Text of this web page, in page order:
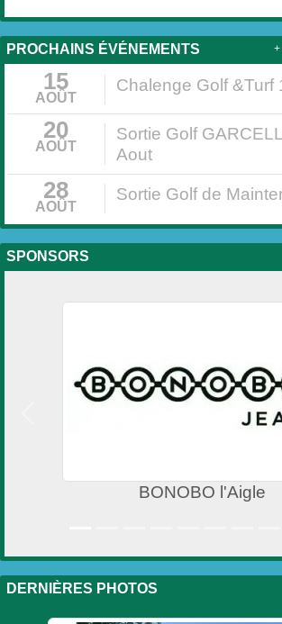
PROCHAINS ÉVÉNEMENTS
15
AOÛT
Chalenge Golf &Turf
20
AOÛT
Sortie Golf
Aout
28
AOÛT
Sortie Golf de
+
SPONSORS
BONOBO l'Aigle
DERNIÈRES PHOTOS